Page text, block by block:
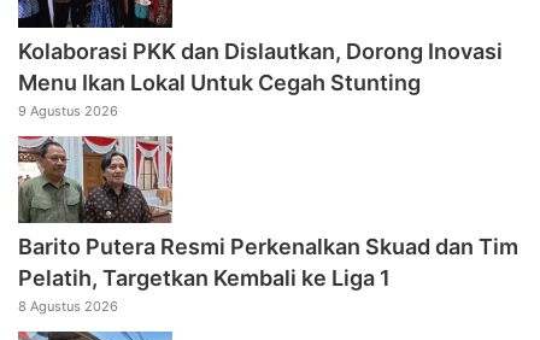
Kolaborasi PKK dan Dislautkan, Dorong Inovasi
Menu Ikan Lokal Untuk Cegah Stunting
9 Agustus 2026
Barito Putera Resmi Perkenalkan Skuad dan Tim
Pelatih, Targetkan Kembali ke Liga 1
8 Agustus 2026